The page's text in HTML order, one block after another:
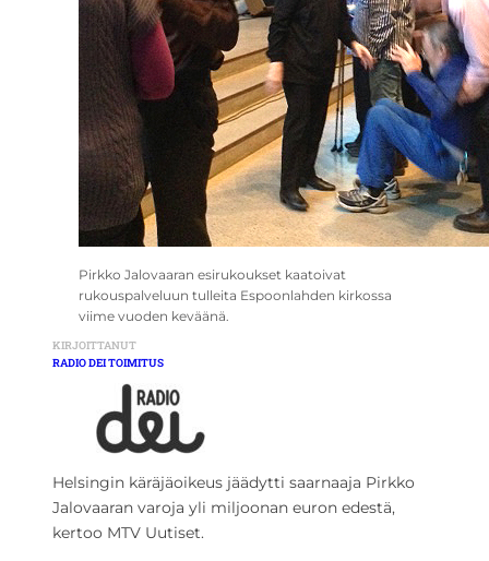
Pirkko Jalovaaran esirukoukset kaatoivat
rukouspalveluun tulleita Espoonlahden kirkossa
viime vuoden keväänä.
KIRJOITTANUT
RADIO DEI TOIMITUS
Helsingin käräjäoikeus jäädytti saarnaaja Pirkko
Jalovaaran varoja yli miljoonan euron edestä,
kertoo MTV Uutiset.